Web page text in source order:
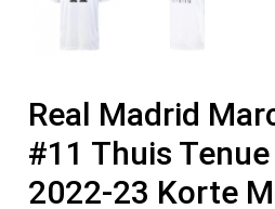
Real Madrid
#11 Thuis
2022-23 Korte